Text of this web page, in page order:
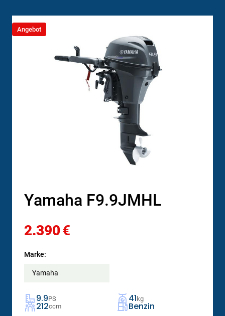
Angebot
Yamaha F9.9JMHL
2.390€
Marke:
Yamaha
9.9PS 41 kg
212ccm Benzin